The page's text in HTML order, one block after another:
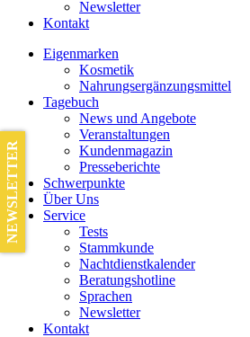
Newsletter
Kontakt
Eigenmarken
Kosmetik
Nahrungsergänzungsmittel
Tagebuch
News und Angebote
Veranstaltungen
Kundenmagazin
Presseberichte
Schwerpunkte
Über Uns
Service
Tests
Stammkunde
Nachtdienstkalender
Beratungshotline
Sprachen
Newsletter
Kontakt
NEWSLETTER